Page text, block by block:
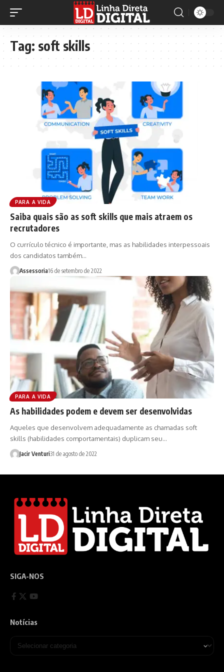
Tag: soft skills
PARA A VIDA
Saiba quais são as soft skills que mais atraem os
recrutadores
O currículo técnico é importante, mas as habilidades interpessoais
dos candidatos também…
Assessoria16 de setembro de 2022
PARA A VIDA
As habilidades podem e devem ser desenvolvidas
Aqueles que desenvolvem adequadamente as chamadas soft
skills (habilidades comportamentais) duplicam seu…
Jacir Venturi31 de agosto de 2022
SIGA-NOS
Notícias